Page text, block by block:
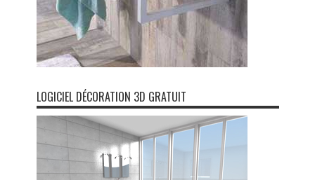
LOGICIEL DÉCORATION 3D GRATUIT